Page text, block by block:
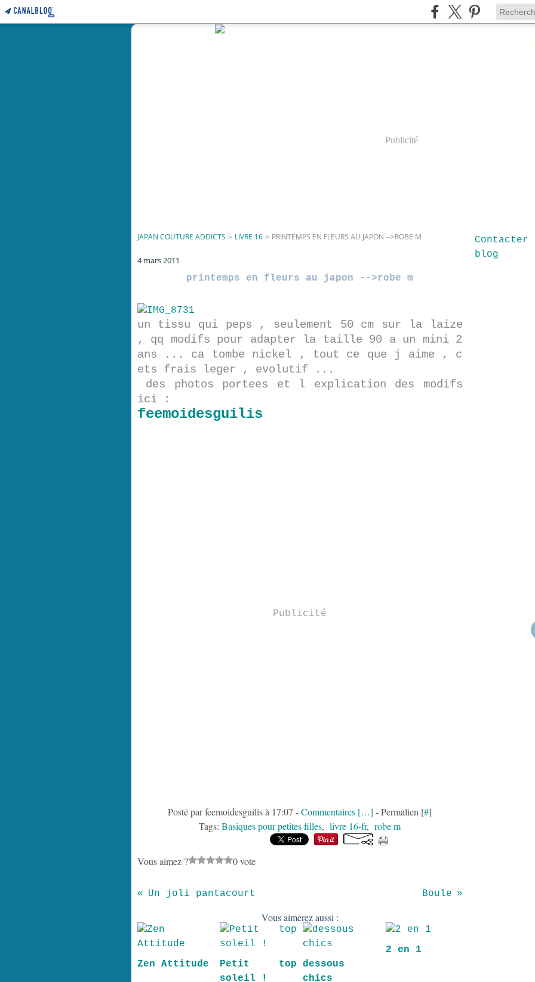
Publicité
JAPAN COUTURE ADDICTS > LIVRE 16 > PRINTEMPS EN FLEURS AU JAPON -->ROBE M
4 mars 2011
printemps en fleurs au japon -->robe m
un tissu qui peps , seulement 50 cm sur la laize
, qq modifs pour adapter la taille 90 a un mini 2
ans ... ca tombe nickel , tout ce que j aime , c
ets frais leger , evolutif ...
des photos portees et l explication des modifs
ici :
feemoidesguilis
Publicité
Posté par feemoidesguilis à 17:07 -Commentaires […] - Permalien [#]
Tags: Basiques pour petites filles, livre 16-fr, robe m
Vous aimez ? 0 vote
Un joli pantacourt Boule
Vous aimerez aussi :
Zen Attitude
Petit top
soleil !
dessous
chics
2 en 1
blog